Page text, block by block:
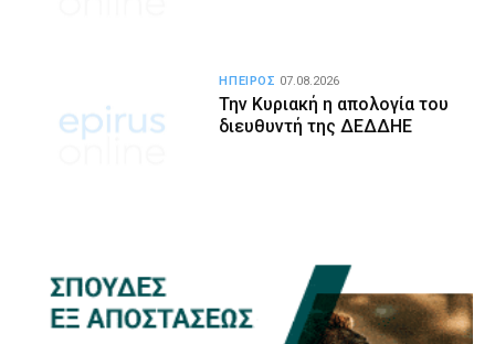
Την Κυριακή η απολογία του
διευθυντή της ΔΕΔΔΗΕ
ΗΠΕΙΡΟΣ 07.08.2026